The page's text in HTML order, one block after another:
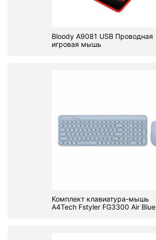
Bloody A9081 USB Проводная
игровая мышь
Комплект клавиатура-мышь
A4Tech Fstyler FG3300 Air Blue